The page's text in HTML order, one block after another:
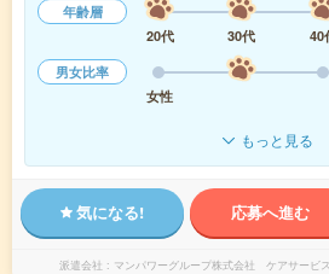
年齢層
20代
30代 40
男女比率
女性
もっと見る
気になる! 応募へ進む
派遣会社 マンパワーグループ株式会社 ケアサービ